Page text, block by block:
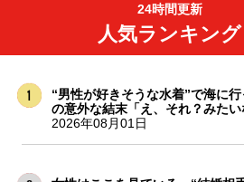
24時間更新
人気ランキング
“男性が好きそうな水着”で海に
の意外な結末「え、それ？みたい
2026年08月01日